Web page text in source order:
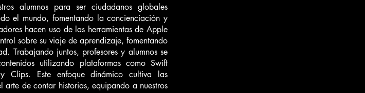
alumnos para ser ciudadanos globales
el mundo, fomentando la concienciación y
hacen uso de las herramientas de Apple
sobre su viaje de aprendizaje, fomentando
Trabajando juntos, profesores y alumnos se
utilizando plataformas como Swift
Clips. Este enfoque dinámico cultiva las
de contar historias, equipando a nuestros